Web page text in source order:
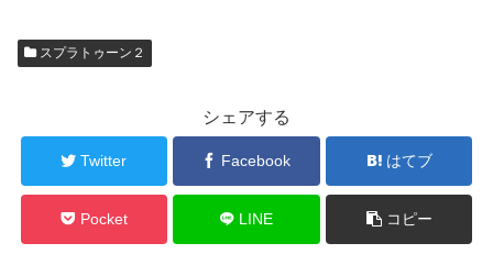
スプラトゥーン２
シェアする
Twitter Facebook はてブ
Pocket LINE コピー